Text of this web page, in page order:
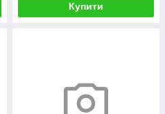
Купити